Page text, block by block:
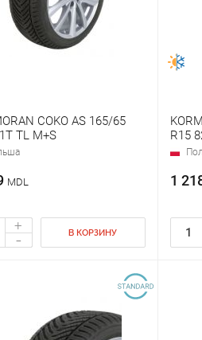
COKO AS 165/65
TL M+S
MDL
+
- В КОРЗИНУ
R15
1